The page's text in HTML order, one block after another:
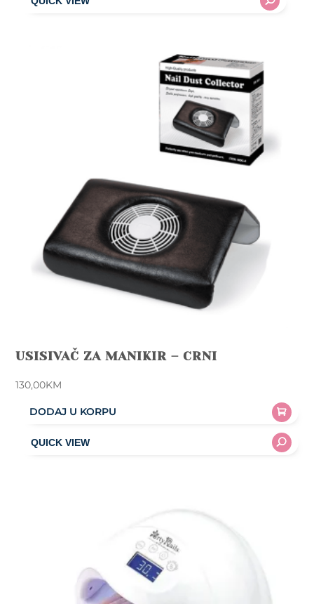
USISIVAČ ZA MANIKIR – CRNI
130,00KM
DODAJ U KORPU